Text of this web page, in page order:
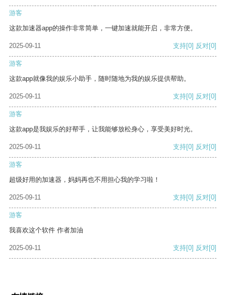
游客
这款加速器app的操作非常简单，一键加速就能开启，非常方便。
2025-09-11 支持[0] 反对[0]
游客
这款app就像我的娱乐小助手，随时随地为我的娱乐提供帮助。
2025-09-11 支持[0] 反对[0]
游客
这款app是我娱乐的好帮手，让我能够放松身心，享受美好时光。
2025-09-11 支持[0] 反对[0]
游客
超级好用的加速器，妈妈再也不用担心我的学习啦！
2025-09-11 支持[0] 反对[0]
游客
我喜欢这个软件 作者加油
2025-09-11 支持[0] 反对[0]